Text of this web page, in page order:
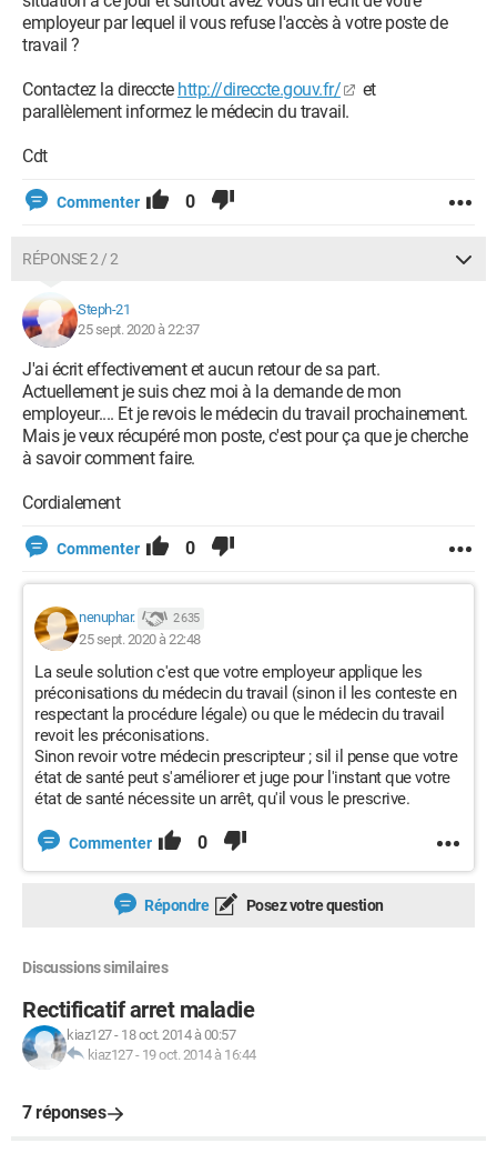
employeur par lequel il vous refuse l'accès à votre poste de
travail ?
Contactez la direccte http://direccte.gouv.fr/
et
parallèlement informez le médecin du travail.
Cdt
Commenter 0
RÉPONSE 2 / 2
Steph-21
25 sept. 2020 à 22:37
J'ai écrit effectivement et aucun retour de sa part.
Actuellement je suis chez moi à la demande de mon
employeur.... Et je revois le médecin du travail prochainement.
Mais je veux récupéré mon poste, c'est pour ça que je cherche
à savoir comment faire.
Cordialement
Commenter 0
nenuphar. 2 635
25 sept. 2020 à 22:48
La seule solution c'est que votre employeur applique les
préconisations du médecin du travail (sinon il les conteste en
respectant la procédure légale) ou que le médecin du travail
revoit les préconisations.
Sinon revoir votre médecin prescripteur ; sil il pense que votre
état de santé peut s'améliorer et juge pour l'instant que votre
état de santé nécessite un arrêt, qu'il vous le prescrive.
Commenter 0
Répondre Posez votre question
Discussions similaires
Rectificatif arret maladie
kiaz127- 18 oct. 2014 à 00:57
kiaz127- 19 oct. 2014 à 16:44
7 réponses